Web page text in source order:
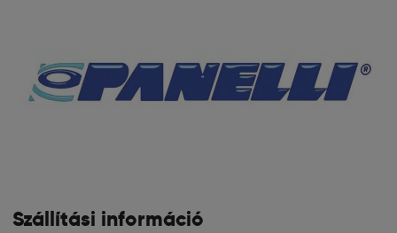
Szállítási információ